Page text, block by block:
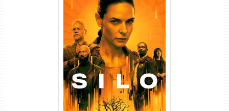
Silo 1ª Temporada Torrent
(2023) WEB-DL
720p/1080p/4K Dual Áudio